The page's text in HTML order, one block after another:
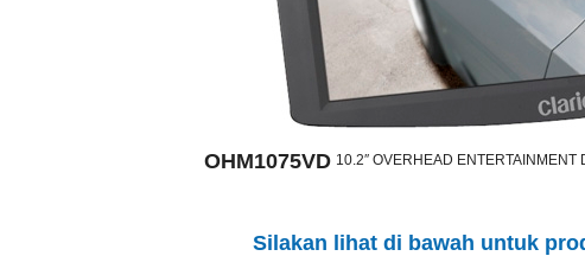
OHM1075VD 10.2″ OVERHEAD ENTERTAINMENT
Silakan lihat di bawah untuk